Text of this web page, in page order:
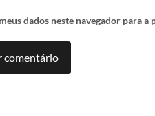
dados neste navegador para